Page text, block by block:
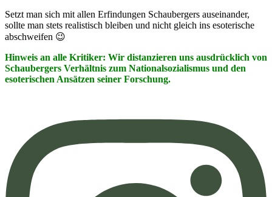
Setzt man sich mit allen Erfindungen Schaubergers auseinander,
sollte man stets realistisch bleiben und nicht gleich ins esoterische
abschweifen 😉
Hinweis an alle Kritiker: Wir distanzieren uns ausdrücklich von
Schaubergers Verhältnis zum Nationalsozialismus und den
esoterischen Ansätzen seiner Forschung.